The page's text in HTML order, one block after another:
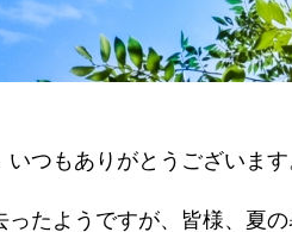
つもありがとうございます
ったようですが、皆様、夏